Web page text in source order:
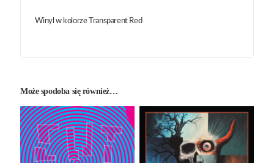
Winyl w kolorze Transparent Red
Może spodoba się również…